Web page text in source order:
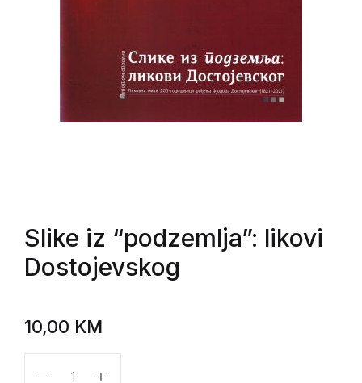
Slike iz “podzemlja”: likovi
Dostojevskog
10,00 KM